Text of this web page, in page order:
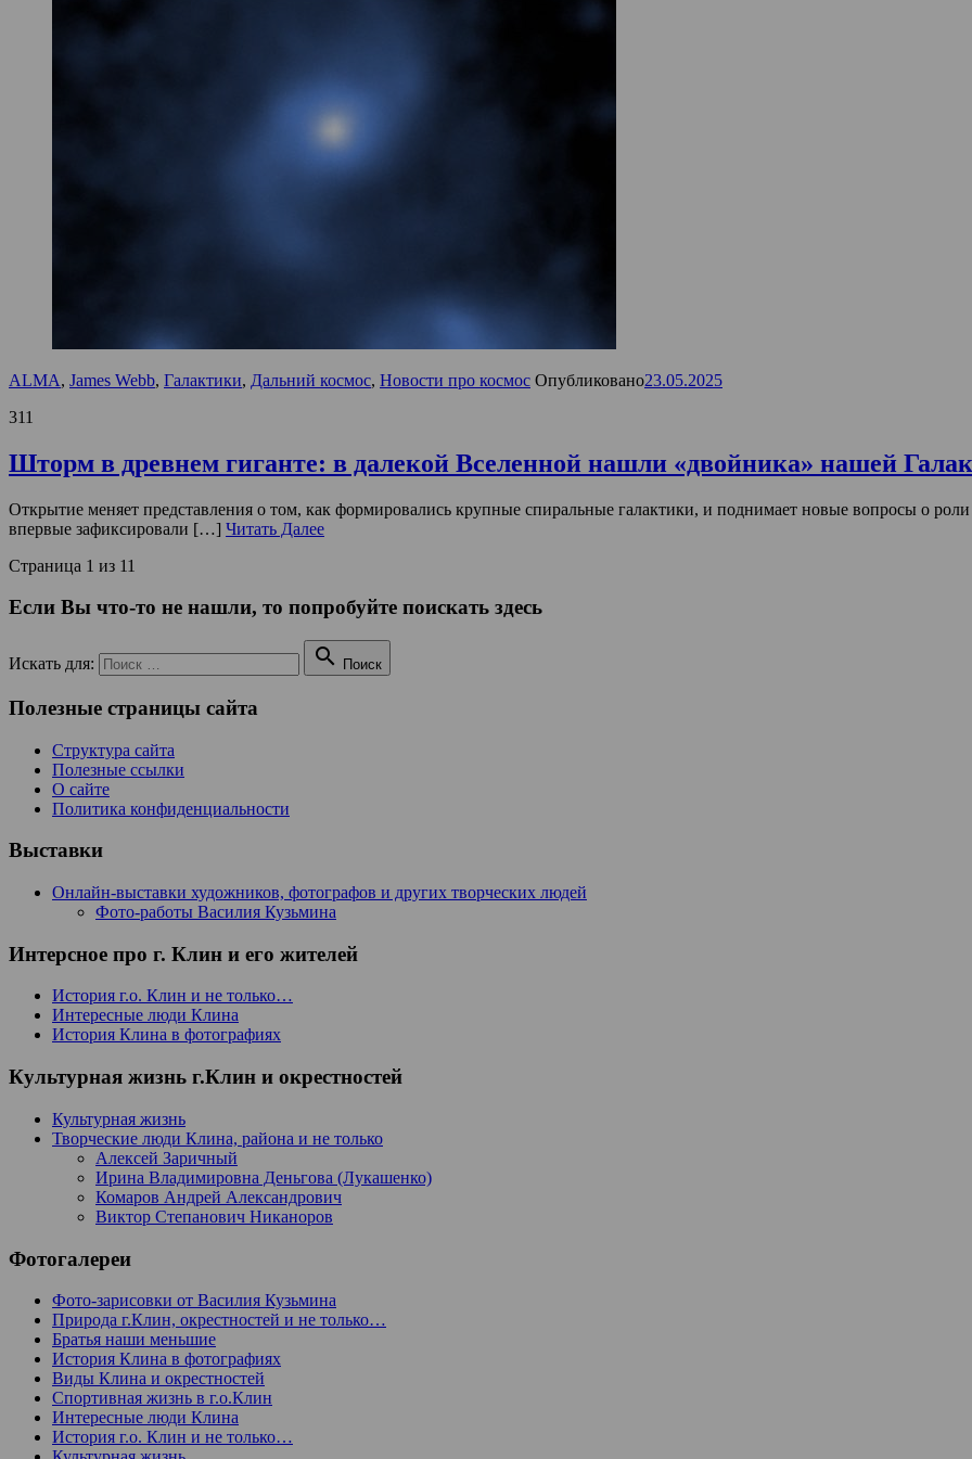
ALMA, James Webb, Галактики, Дальний космос, Новости про космос Опубликовано23.05.2025
311
Шторм в древнем гиганте: в далекой Вселенной нашли «двойника» нашей
Открытие меняет представления о том, как формировались крупные спиральные галактики, и поднимает новые вопросы о
впервые зафиксировали […] Читать Далее
Страница 1 из 11
Если Вы что-то не нашли, то попробуйте поискать здесь
Искать для:  Поиск
Полезные страницы сайта
Структура сайта
Полезные ссылки
О сайте
Политика конфиденциальности
Выставки
Онлайн-выставки художников, фотографов и других творческих людей
Фото-работы Василия Кузьмина
Интерсное про г. Клин и его жителей
История г.о. Клин и не только…
Интересные люди Клина
История Клина в фотографиях
Культурная жизнь г.Клин и окрестностей
Культурная жизнь
Творческие люди Клина, района и не только
Алексей Заричный
Ирина Владимировна Деньгова (Лукашенко)
Комаров Андрей Александрович
Виктор Степанович Никаноров
Фотогалереи
Фото-зарисовки от Василия Кузьмина
Природа г.Клин, окрестностей и не только…
Братья наши меньшие
История Клина в фотографиях
Виды Клина и окрестностей
Спортивная жизнь в г.о.Клин
Интересные люди Клина
История г.о. Клин и не только…